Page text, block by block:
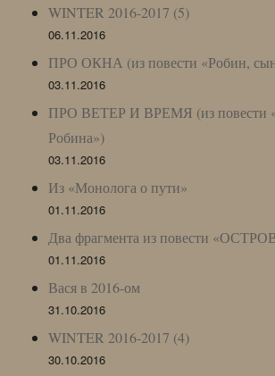
WINTER 2016-2017 (5)
06.11.2016
ПРО ОКНА (из повести «Робин,
03.11.2016
ПРО ВЕТЕР И ВРЕМЯ (из повести
Робина»)
03.11.2016
Из «Монолога о пути»
01.11.2016
Два фрагмента из повести
01.11.2016
Вася в 2016-ом
31.10.2016
WINTER 2016-2017 (4)
30.10.2016